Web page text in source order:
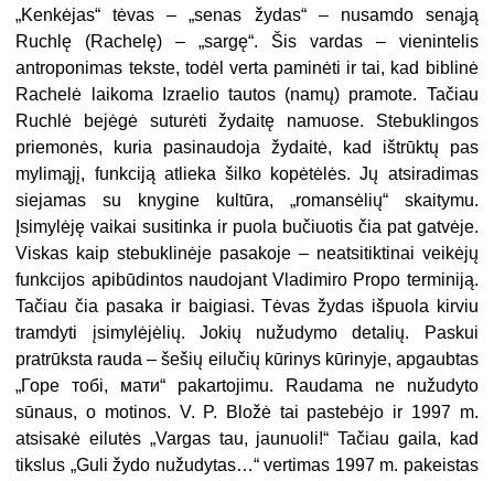
„Kenkėjas“ tėvas – „senas žydas“ – nusamdo senąją
Ruchlę (Rachelę) – „sargę“. Šis vardas – vienintelis
antroponimas tekste, todėl verta paminėti ir tai, kad biblinė
Rachelė laikoma Izraelio tautos (namų) pramote. Tačiau
Ruchlė bejėgė suturėti žydaitę namuose. Stebuklingos
priemonės, kuria pasinaudoja žydaitė, kad ištrūktų pas
mylimąjį, funkciją atlieka šilko kopėtėlės. Jų atsiradimas
siejamas su knygine kultūra, „romansėlių“ skaitymu.
Įsimylėję vaikai susitinka ir puola bučiuotis čia pat gatvėje.
Viskas kaip stebuk­linėje pasakoje – neatsitiktinai veikėjų
funkcijos apibūdintos naudojant Vladimiro Propo terminiją.
Tačiau čia pasaka ir baigiasi. Tėvas žydas išpuola kirviu
tramdyti įsimylėjėlių. Jokių nužudymo detalių. Paskui
pratrūksta rauda – šešių eilučių kūrinys kūrinyje, apgaubtas
„Горе тобі, мати“ pakartojimu. Raudama ne nužudyto
sūnaus, o motinos. V. P. Bložė tai pastebėjo ir 1997 m.
atsisakė eilutės „Vargas tau, jaunuoli!“ Tačiau gaila, kad
tikslus „Guli žydo nužudytas…“ vertimas 1997 m. pakeistas